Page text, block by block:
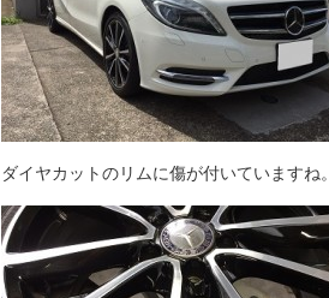
ダイヤカットのリムに傷が付いていますね。